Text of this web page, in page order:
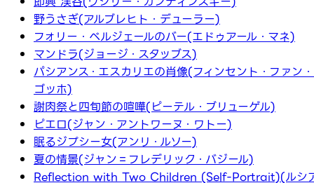
野うさぎ(アルブレヒト・デューラー)
フォリー・ベルジェールのバー(エドゥアール・マネ)
マンドラ(ジョージ・スタッブス)
パシアンス・エスカリエの肖像(フィンセント・ファン・
ゴッホ)
謝肉祭と四旬節の喧嘩(ピーテル・ブリューゲル)
ピエロ(ジャン・アントワーヌ・ワトー)
眠るジプシー女(アンリ・ルソー)
夏の情景(ジャン＝フレデリック・バジール)
Reflection with Two Children (Self-Portrait)(ルシ